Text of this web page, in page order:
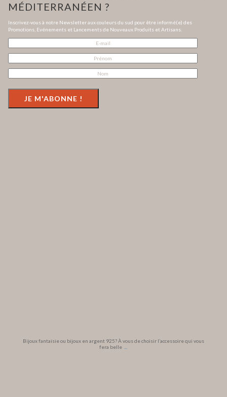
MÉDITERRANÉEN ?
Inscrivez-vous à notre Newsletter aux couleurs du sud pour être informé(e) des
Promotions, Evénements et Lancements de Nouveaux Produits et Artisans.
Bijoux fantaisie ou bijoux en argent 925? À vous de choisir l’accessoire qui vous
fera belle